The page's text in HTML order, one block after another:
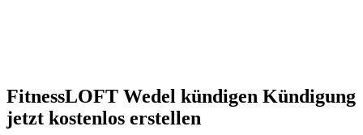
FitnessLOFT Wedel kündigen Kündigung
jetzt kostenlos erstellen